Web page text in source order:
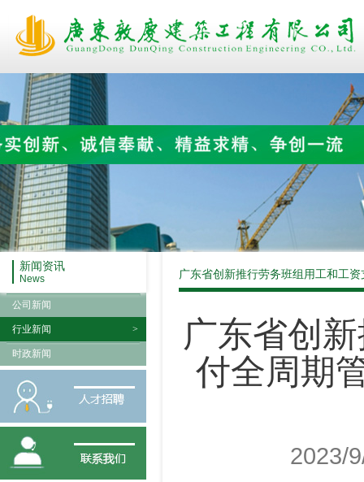
新闻资讯
News
公司新闻
行业新闻 >
时政新闻
广东省创
付全周期
2023/